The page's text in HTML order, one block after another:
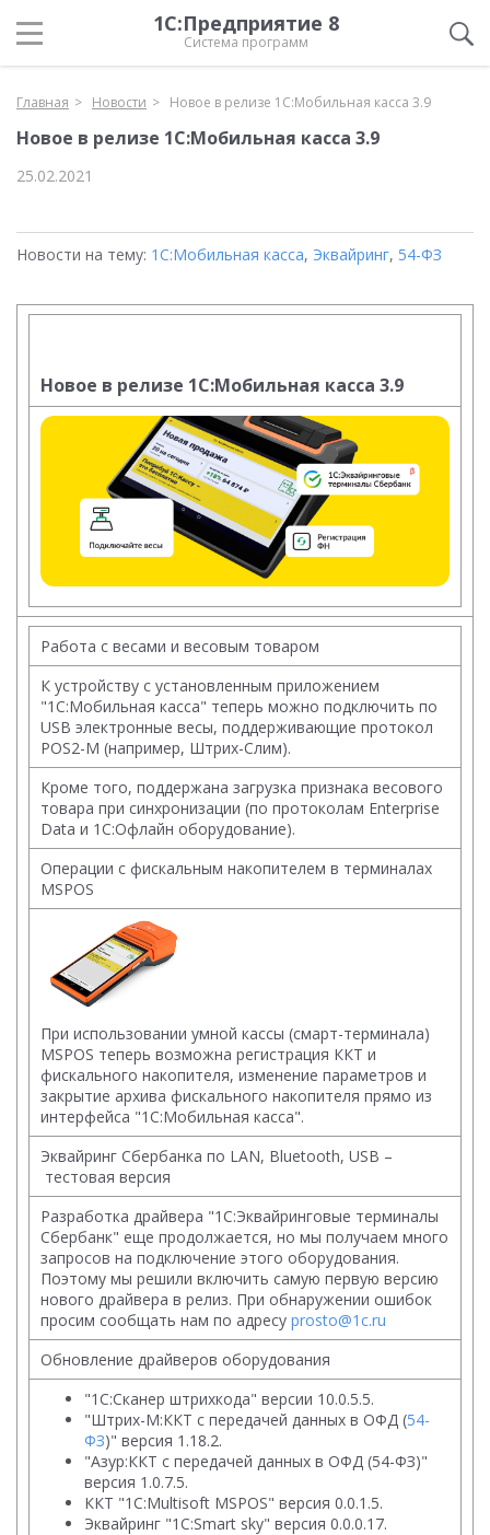
1С:Предприятие 8
Система программ
Главная Новости Новое в релизе 1C:Мобильная касса 3.9
Новое в релизе 1C:Мобильная касса 3.9
25.02.2021
Новости на тему: 1С:Мобильная касса, Эквайринг, 54-ФЗ
Новое в релизе 1C:Мобильная касса 3.9
Работа с весами и весовым товаром
К устройству с установленным приложением
"1С:Мобильная касса" теперь можно подключить по
USB электронные весы, поддерживающие протокол
POS2-M (например, Штрих-Слим).
Кроме того, поддержана загрузка признака весового
товара при синхронизации (по протоколам Enterprise
Data и 1С:Офлайн оборудование).
Операции с фискальным накопителем в терминалах
MSPOS
При использовании умной кассы (смарт-терминала)
MSPOS теперь возможна регистрация ККТ и
фискального накопителя, изменение параметров и
закрытие архива фискального накопителя прямо из
интерфейса "1С:Мобильная касса".
Эквайринг Сбербанка по LAN, Bluetooth, USB –
тестовая версия
Разработка драйвера "1С:Эквайринговые терминалы
Сбербанк" еще продолжается, но мы получаем много
запросов на подключение этого оборудования.
Поэтому мы решили включить самую первую версию
нового драйвера в релиз. При обнаружении ошибок
просим сообщать нам по адресу prosto@1c.ru
Обновление драйверов оборудования
"1C:Сканер штрихкода" версии 10.0.5.5.
"Штрих-М:ККТ с передачей данных в ОФД (54-
ФЗ)" версия 1.18.2.
"Азур:ККТ с передачей данных в ОФД (54-ФЗ)"
версия 1.0.7.5.
ККТ "1С:Multisoft MSPOS" версия 0.0.1.5.
Эквайринг "1С:Smart sky" версия 0.0.0.17.